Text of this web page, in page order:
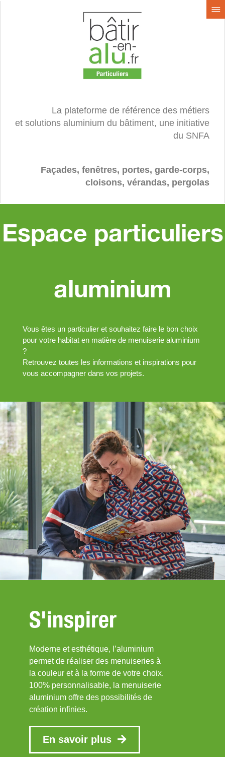
La plateforme de référence des métiers
et solutions aluminium du bâtiment, une initiative
du SNFA
Façades, fenêtres, portes, garde-corps,
cloisons, vérandas, pergolas
Espace particuliers
aluminium
Vous êtes un particulier et souhaitez faire le bon choix
pour votre habitat en matière de menuiserie aluminium
?
Retrouvez toutes les informations et inspirations pour
vous accompagner dans vos projets.
S'inspirer
Moderne et esthétique, l’aluminium
permet de réaliser des menuiseries à
la couleur et à la forme de votre choix.
100% personnalisable, la menuiserie
aluminium offre des possibilités de
création infinies.
En savoir plus